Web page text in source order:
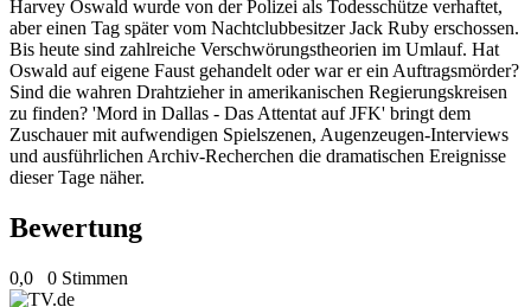
Harvey Oswald wurde von der Polizei als Todesschütze verhaftet,
aber einen Tag später vom Nachtclubbesitzer Jack Ruby erschossen.
Bis heute sind zahlreiche Verschwörungstheorien im Umlauf. Hat
Oswald auf eigene Faust gehandelt oder war er ein Auftragsmörder?
Sind die wahren Drahtzieher in amerikanischen Regierungskreisen
zu finden? 'Mord in Dallas - Das Attentat auf JFK' bringt dem
Zuschauer mit aufwendigen Spielszenen, Augenzeugen-Interviews
und ausführlichen Archiv-Recherchen die dramatischen Ereignisse
dieser Tage näher.
Bewertung
0,0 0 Stimmen